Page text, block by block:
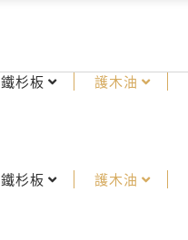
鐵杉板 護木油
鐵杉板 護木油